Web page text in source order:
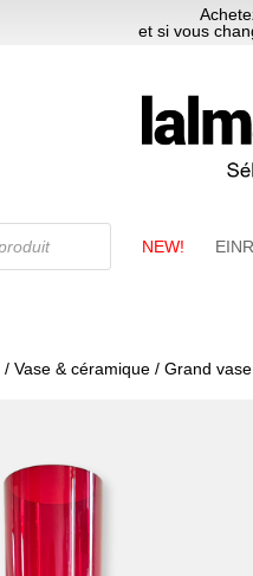
et si vous
NEW!
/ Vase & céramique / Grand